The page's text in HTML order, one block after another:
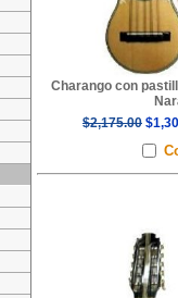
Charango con
$2,175.00